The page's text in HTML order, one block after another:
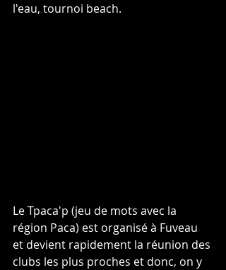
l'eau, tournoi beach.
Le Tpaca'p (jeu de mots avec la
région Paca) est organisé à Fuveau
et devient rapidement la réunion des
clubs les plus proches et donc, on y